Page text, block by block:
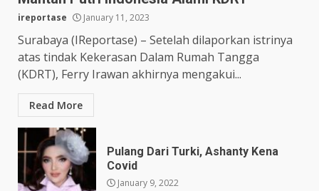
ireportase January 11, 2023
Surabaya (IReportase) – Setelah dilaporkan istrinya
atas tindak Kekerasan Dalam Rumah Tangga
(KDRT), Ferry Irawan akhirnya mengakui...
Read More
Pulang Dari Turki, Ashanty Kena
Covid
January 9, 2022